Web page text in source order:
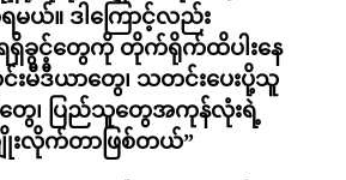
မယ်။ ဒါကြောင့်လည်း
ခွင့်တွေကို တိုက်ရိုက်ထိပါးနေ
းမီဒီယာတွေ၊ သတင်းပေးပို့သူ
ေ၊ ပြည်သူတွေအကုန်လုံးရဲ့
းလိုက်တာဖြစ်တယ်”